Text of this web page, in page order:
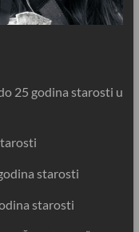
25 godina starosti u
starosti
starosti